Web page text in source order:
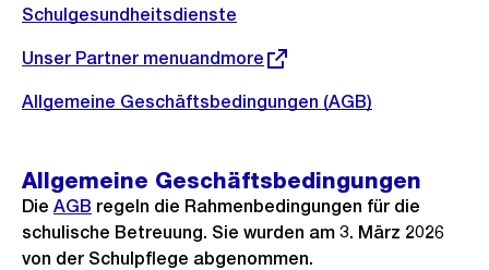
Schulgesundheitsdienste
Externer
Unser Partner menuandmore
Allgemeine Geschäftsbedingungen (AGB)
Allgemeine Geschäftsbedingungen
Die AGB regeln die Rahmenbedingungen für die
schulische Betreuung. Sie wurden am 3. März 2026
von der Schulpflege abgenommen.